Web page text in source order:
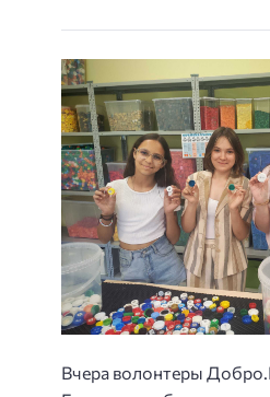
Вчера волонтеры